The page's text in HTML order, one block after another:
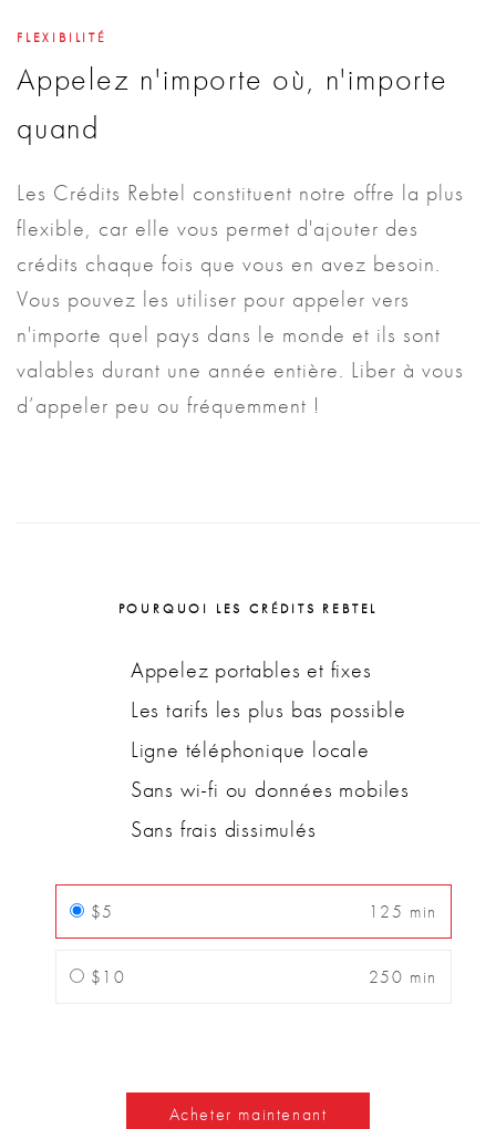
FLEXIBILITÉ
Appelez n'importe où, n'importe
quand
Les Crédits Rebtel constituent notre offre la plus
flexible, car elle vous permet d'ajouter des
crédits chaque fois que vous en avez besoin.
Vous pouvez les utiliser pour appeler vers
n'importe quel pays dans le monde et ils sont
valables durant une année entière. Liber à vous
d’appeler peu ou fréquemment !
POURQUOI LES CRÉDITS REBTEL
Appelez portables et fixes
Les tarifs les plus bas possible
Ligne téléphonique locale
Sans wi-fi ou données mobiles
Sans frais dissimulés
$5 125 min
$10 250 min
Acheter maintenant